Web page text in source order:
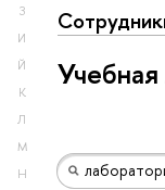
З
И
Й
К
Л
М
Н